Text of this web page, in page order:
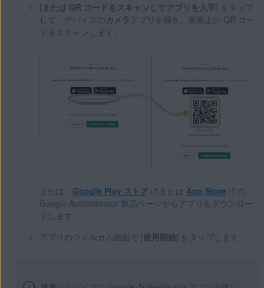
[ または QR コードをスキャンしてアプリを入手] をタップ
して、デバイスのカメラ アプリを開き、画面上の QR コー
ドをスキャンします。
または、 Google Play ストア または App Store
の
Google Authenticator 製品ページからアプリをダウンロー
ドします。
アプリのウェルカム画面で [使用開始] をタップします。